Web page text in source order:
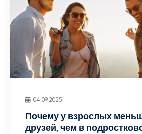
04.09.2025
Почему у взрослых
друзей, чем в